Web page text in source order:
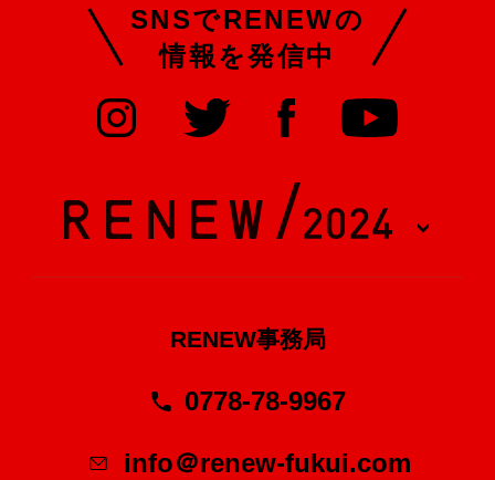
SNSでRENEWの
情報を発信中
RENEW事務局
0778-78-9967
info＠renew-fukui.com